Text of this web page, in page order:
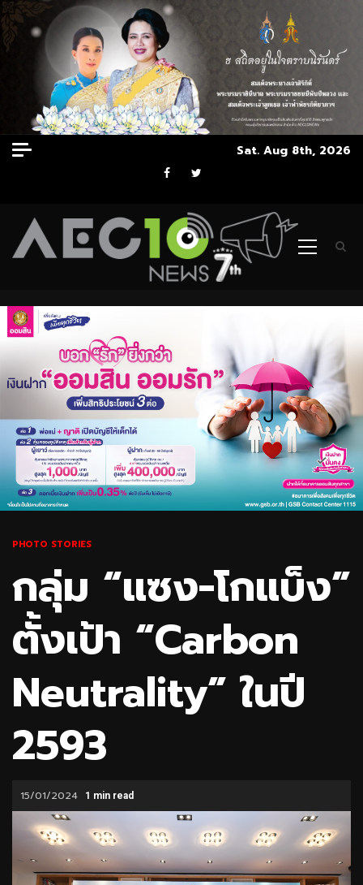
Skip
to
Sat. Aug 8th, 2026
Facebook
Twitter
Primary
PHOTO STORIES
กลุ่ม “แซง-โกแบ็ง”
ตั้งเป้า “Carbon
Neutrality” ในปี
2593
15/01/2024 1 min read